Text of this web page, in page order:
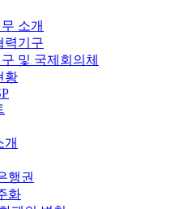
소개
력기구
및 국제회의체
황
개
행권
화